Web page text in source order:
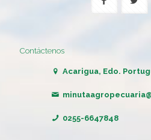
Contáctenos
Acarigua, Edo.
0255-6647848